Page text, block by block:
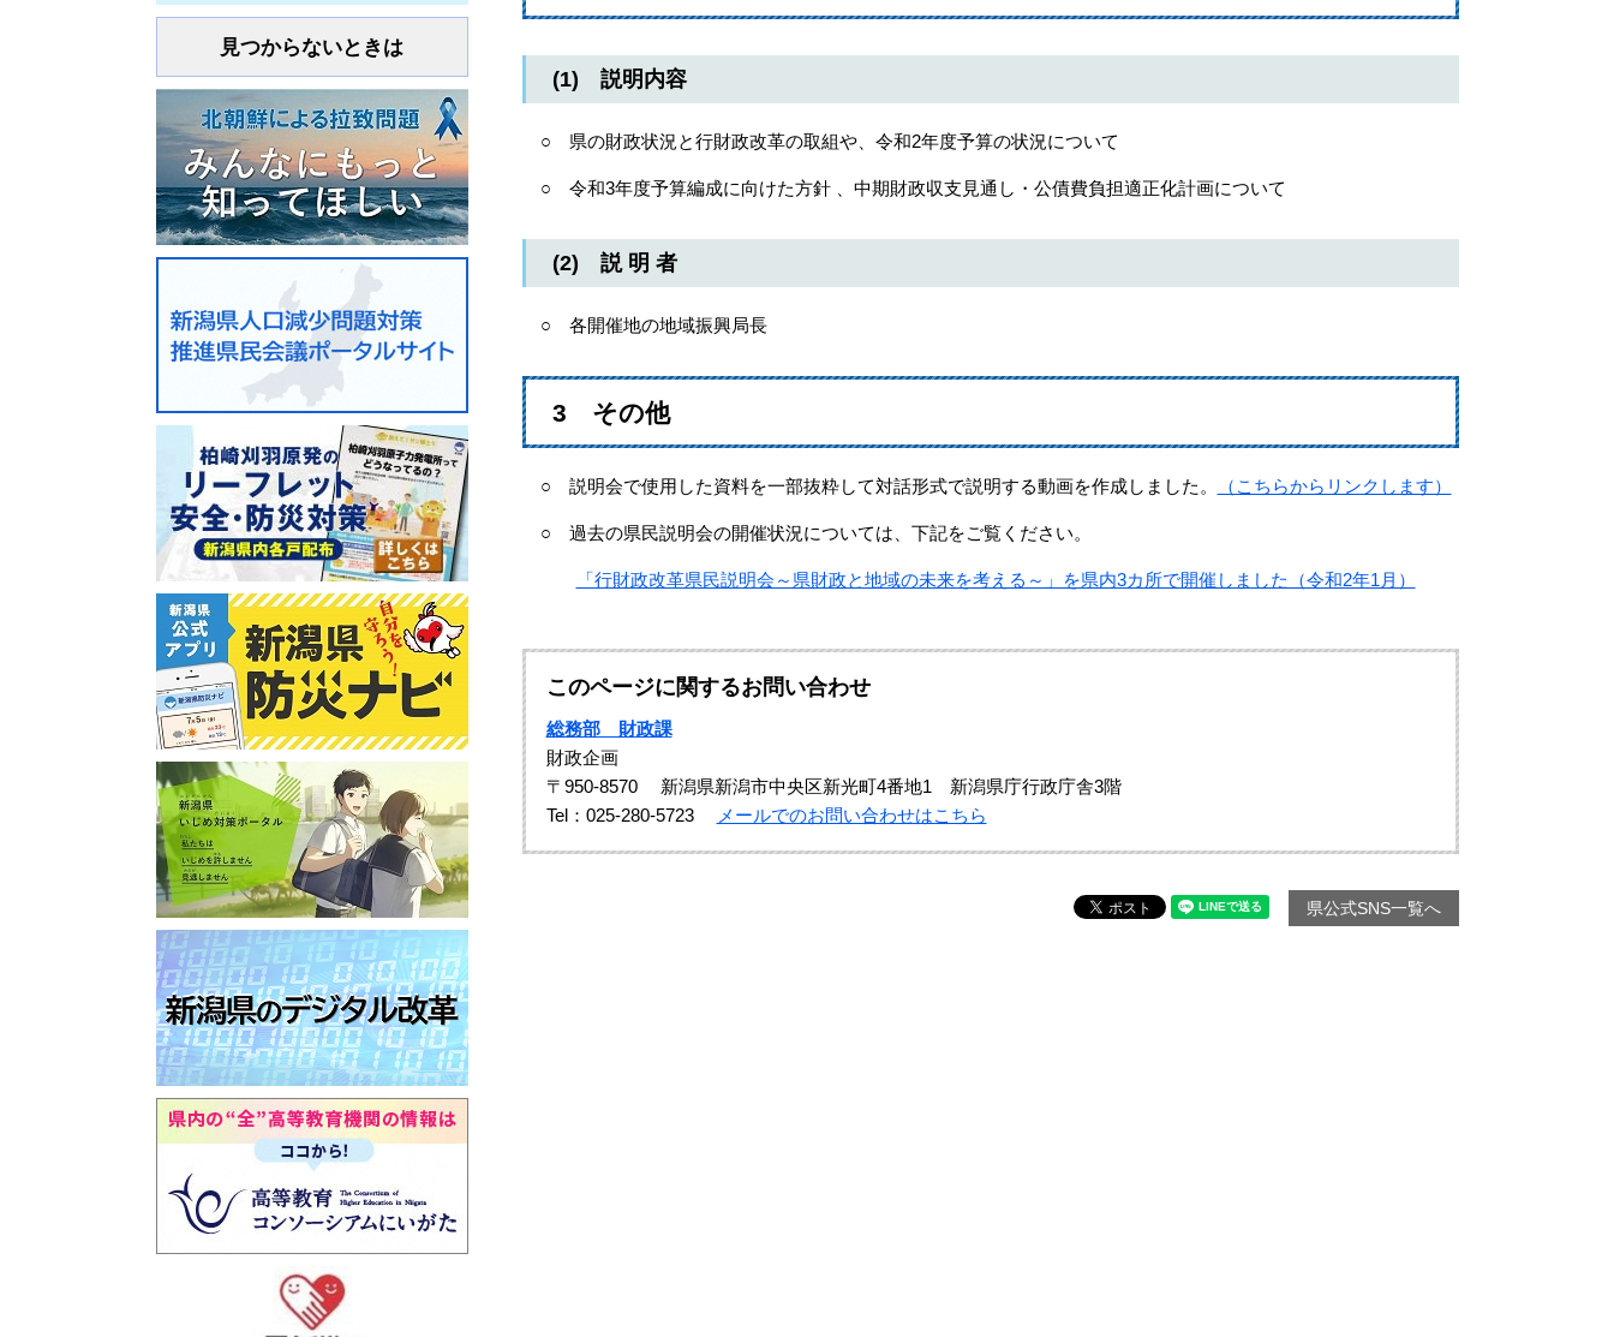
(1) 説明内容
○ 県の財政状況と行財政改革の取組や、令和2年度予算の状況について
○ 令和3年度予算編成に向けた方針 、中期財政収支見通し・公債費負担適正化計画について
(2) 説 明 者
○ 各開催地の地域振興局長
3 その他
○ 説明会で使用した資料を一部抜粋して対話形式で説明する動画を作成しました。 （こちらからリンクします）
○ 過去の県民説明会の開催状況については、下記をご覧ください。
「行財政改革県民説明会～県財政と地域の未来を考える～」を県内3カ所で開催しました（令和2年1月）
このページに関するお問い合わせ
総務部 財政課
財政企画
〒950-8570
新潟県新潟市中央区新光町4番地1 新潟県庁行政庁舎3階
Tel：025-280-5723
メールでのお問い合わせはこちら
県公式SNS一覧へ
見つからないときは